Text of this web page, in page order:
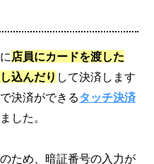
店員にカードを渡した
込んだり して決済します
決済ができるタッチ決済
した。
ため、暗証番号の入力が